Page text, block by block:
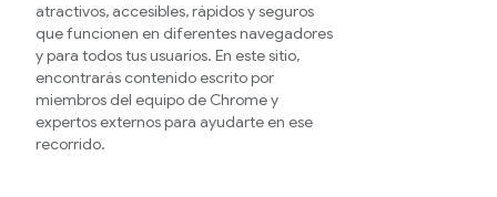
atractivos, accesibles, rápidos y seguros
que funcionen en diferentes navegadores
y para todos tus usuarios. En este sitio,
encontrarás contenido escrito por
miembros del equipo de Chrome y
expertos externos para ayudarte en ese
recorrido.